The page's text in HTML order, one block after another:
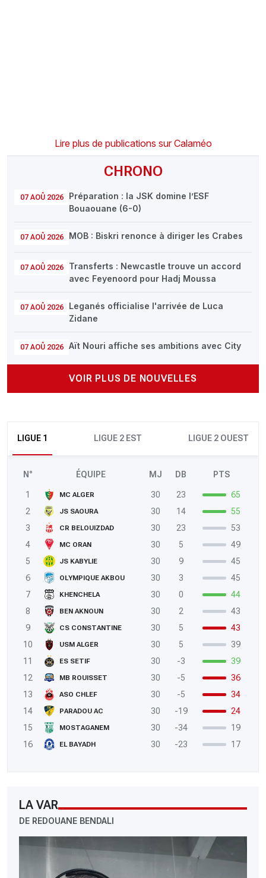
CHRONO
07 AOÛ 2026
Préparation : la JSK domine l’ESF
Bouaouane (6-0)
07 AOÛ 2026 MOB : Biskri renonce à diriger les Crabes
07 AOÛ 2026
Transferts : Newcastle trouve un accord
avec Feyenoord pour Hadj Moussa
07 AOÛ 2026
Leganés officialise l'arrivée de Luca
Zidane
07 AOÛ 2026 Aït Nouri affiche ses ambitions avec City
VOIR PLUS DE NOUVELLES
LIGUE 1 LIGUE 2 EST LIGUE 2 OUEST
N° ÉQUIPE MJ DB PTS
1 MC ALGER 30 23
65
2
JS SAOURA 30 14
55
3
CR BELOUIZDAD 30 23
53
4
MC ORAN 30 5
49
5
JS KABYLIE 30 9
45
6
OLYMPIQUE AKBOU 30 3
45
7
KHENCHELA 30 0
44
8
BEN AKNOUN 30 2
43
9
CS CONSTANTINE 30 5
43
10
USM ALGER 30 5
39
11
ES SETIF 30 -3
39
12
MB ROUISSET 30 -5
36
13
ASO CHLEF 30 -5
34
14
PARADOU AC 30 -19
24
15
MOSTAGANEM 30 -34
19
16
EL BAYADH 30 -23 17
LA VAR
DE REDOUANE BENDALI
Lire plus de publications sur Calaméo